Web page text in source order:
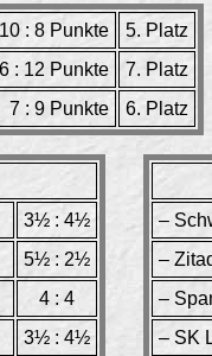
10 : 8 Punkte
5. Platz
6 : 12 Punkte
7. Platz
7 : 9 Punkte 6. Platz
3½ : 4½
5½ : 2½
4 : 4
3½ : 4½
–
–
–
– SK